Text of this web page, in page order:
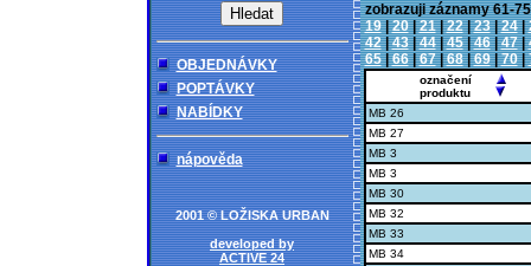
OBJEDNÁVKY
POPTÁVKY
NABÍDKY
nápověda
2001 © LOŽISKA URBAN
developed by
ACTIVE 24
zobrazuji záznamy
19|20|21|22|23|24|
42|43|44|45|46|47|
65|66|67|68|69|70|
označení
produktu
MB 26
MB 27
MB 3
MB 3
MB 30
MB 32
MB 33
MB 34